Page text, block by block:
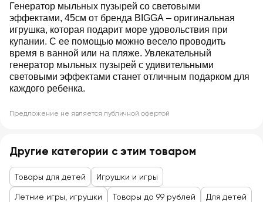
Генератор мыльных пузырей со световыми
эффектами, 45см от бренда BIGGA – оригинальная
игрушка, которая подарит море удовольствия при
купании. С ее помощью можно весело проводить
время в ванной или на пляже. Увлекательный
генератор мыльных пузырей с удивительными
световыми эффектами станет отличным подарком для
каждого ребенка.
Предложение не является публичной офертой
Другие категории с этим товаром
Товары для детей Игрушки и игры
Летние игры, игрушки Товары до 99 рублей Для детей